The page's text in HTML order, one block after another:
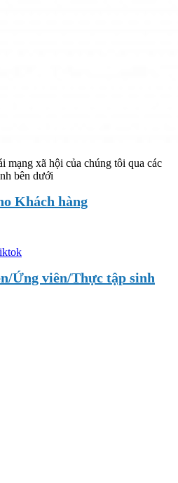
mạng xã hội của chúng tôi qua các
bên dưới
Khách hàng
Ứng viên/Thực tập sinh